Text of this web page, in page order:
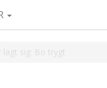
lagt sig: Bo trygt